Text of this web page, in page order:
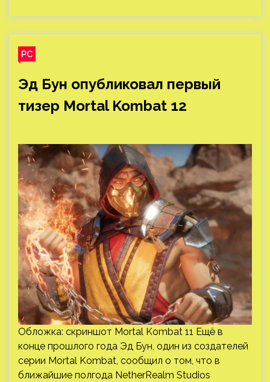
PC
Эд Бун опубликовал первый
тизер Mortal Kombat 12
Обложка: скриншот Mortal Kombat 11 Ещё в
конце прошлого года Эд Бун, один из создателей
серии Mortal Kombat, сообщил о том, что в
ближайшие полгода NetherRealm Studios